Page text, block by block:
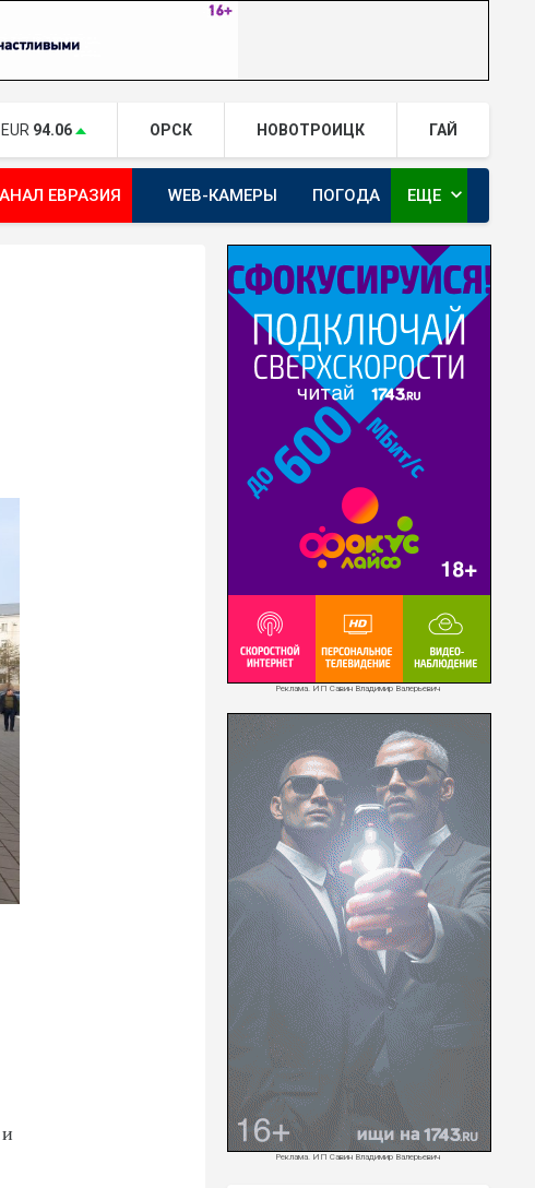
EUR 94.06 ОРСК НОВОТРОИЦК ГАЙ
ЕВРАЗИЯ WEB-КАМЕРЫ ПОГОДА
ОРЕНБУРГ - ГЕРОИ РЯДОМ С НАМИ
ЕЩЕ expand_more
Реклама. ИП Савин Владимир Валерьевич
Реклама. ИП Савин Владимир Валерьевич